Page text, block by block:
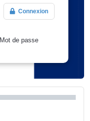
Connexion
Mot de passe